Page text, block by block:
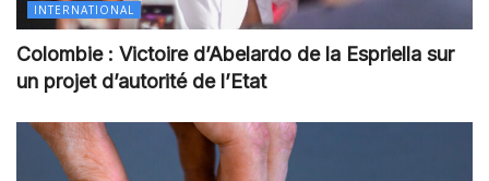
INTERNATIONAL
Colombie : Victoire d’Abelardo de la Espriella sur
un projet d’autorité de l’Etat